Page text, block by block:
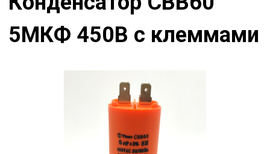
5МКФ 450В с клеммами